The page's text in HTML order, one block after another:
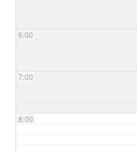
6:00
7:00
8:00